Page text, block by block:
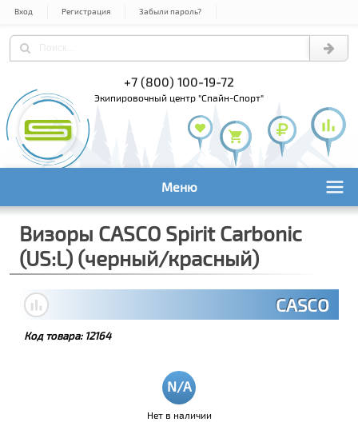
Вход Регистрация Забыли пароль?
+7 (800) 100-19-72
экипировочный центр "Спайн-Спорт"
Меню
Визоры CASCO Spirit Carbоnic
(US:L) (черный/красный)
CASCO
Код товара: 12164
Нет в наличии